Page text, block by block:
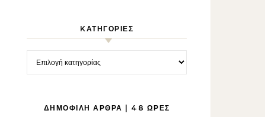
KΑΤΗΓΟΡΊΕΣ
Kατηγορίες
ΔΗΜΟΦΙΛΉ ΆΡΘΡΑ | 48 ΏΡΕΣ